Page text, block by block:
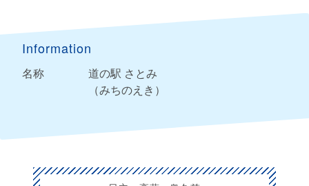
Information
名称
道の駅 さとみ
（みちのえき）